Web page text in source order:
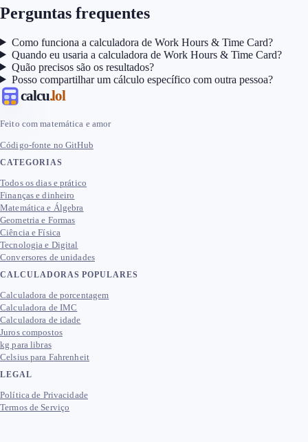
Perguntas frequentes
Como funciona a calculadora de Work Hours & Time Card?
Quando eu usaria a calculadora de Work Hours & Time Card?
Quão precisos são os resultados?
Posso compartilhar um cálculo específico com outra pessoa?
calcu.lol
Feito com matemática e amor
Código-fonte no GitHub
CATEGORIAS
Todos os dias e prático
Finanças e dinheiro
Matemática e Álgebra
Geometria e Formas
Ciência e Física
Tecnologia e Digital
Conversores de unidades
CALCULADORAS POPULARES
Calculadora de porcentagem
Calculadora de IMC
Calculadora de idade
Juros compostos
kg para libras
Celsius para Fahrenheit
LEGAL
Política de Privacidade
Termos de Serviço